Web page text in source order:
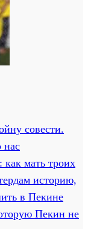
совести.
нас
мать троих
историю,
в Пекине
Пекин не